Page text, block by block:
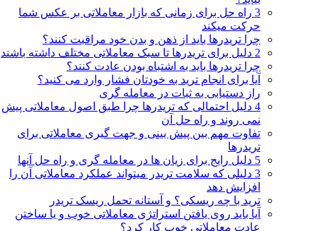
3 راه حل برای زمانی که بازار معاملاتی بر عکس شما
حرکت میکند
چرا تریدرها باید از ذهن و بدن خود مراقبت کنند؟
2 دلیل برای تریدرها تا سبک معاملاتی مختلف داشته باشند
چرا تریدرها باید به اشتباه بودن عادت کنند؟
آیا برای انجام ترید به خودتان فشار وارد می کنید؟
راز دستیابی به ثبات در معامله گری
4 دلیل احتمالی که تریدرها چرا طبق اصول معاملاتی پیش
نمی روند و راه حل آن
تفاوت مهم بین پیش بینی و جهت گیری معاملاتی برای
تریدرها
5 دلیل رایج برای زیان ها در معامله گری و راه حل آنها
3 دلیلی که سلامت تریدر میتواند عملکرد معاملاتی آن را
افزایش دهد
ترید با چه ریسکی؟ و آستانه تحمل ریسک تریدر
آیا باید روی یافتن استراتژی معاملاتی خوب و یا ساختن
عادت معاملاتی خوب کار کرد؟